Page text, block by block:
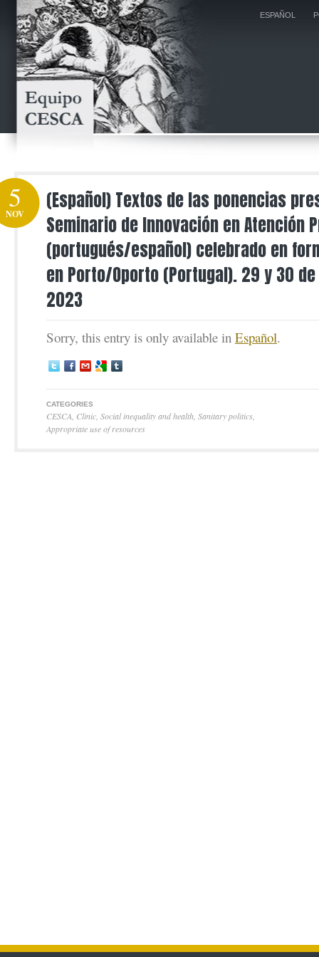
ESPAÑOL
(Español) Textos de las ponencias
Seminario de Innovación en Atención
(portugués/español) celebrado en
en Porto/Oporto (Portugal). 29 y 30
2023
5
NOV
Sorry, this entry is only available in Español.
CATEGORIES
CESCA Clinic Social inequality and health Sanitary politics
Appropriate use of resources